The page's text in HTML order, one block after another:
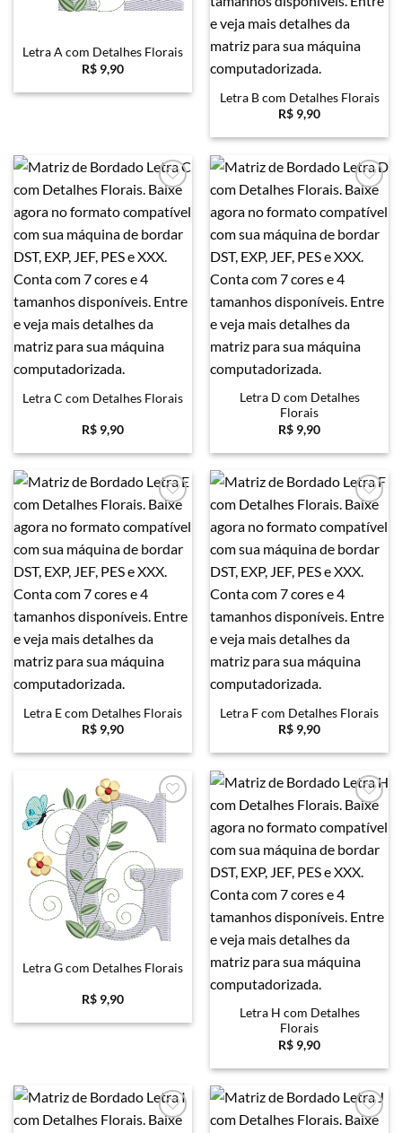
Letra A com Detalhes Florais
R$ 9,90
Letra B com Detalhes Florais
R$ 9,90
Letra C com Detalhes Florais
R$ 9,90
Letra D com Detalhes
Florais
R$ 9,90
Letra E com Detalhes Florais
R$ 9,90
Letra F com Detalhes Florais
R$ 9,90
Favoritar
Letra G com Detalhes Florais
R$ 9,90
Letra H com Detalhes
Florais
R$ 9,90